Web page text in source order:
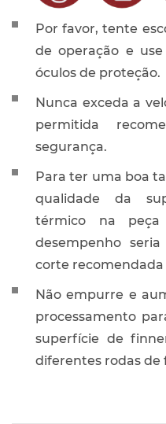
Por favor, tente
de operação e
óculos de proteção.
Nunca exceda a
permitida
segurança.
Para ter uma boa
qualidade da
térmico na
desempenho
corte recomendada
Não empurre e
processamento
superfície de
diferentes rodas de